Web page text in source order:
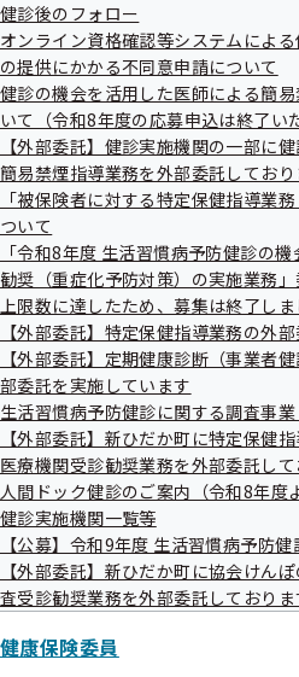
健診後のフォロー
オンライン資格確認等システムによ
の提供にかかる不同意申請について
健診の機会を活用した医師による簡
いて（令和8年度の応募申込は終了い
【外部委託】健診実施機関の一部に
簡易禁煙指導業務を外部委託しており
「被保険者に対する特定保健指導業
ついて
「令和8年度 生活習慣病予防健診の
勧奨（重症化予防対策）の実施業務
上限数に達したため、募集は終了しま
【外部委託】特定保健指導業務の外
【外部委託】定期健康診断（事業者
部委託を実施しています
生活習慣病予防健診に関する調査事
【外部委託】新ひだか町に特定保健
医療機関受診勧奨業務を外部委託し
人間ドック健診のご案内（令和8年度
健診実施機関一覧等
【公募】令和9年度 生活習慣病予防
【外部委託】新ひだか町に協会けん
査受診勧奨業務を外部委託しておりま
健康保険委員
北海道医師会：2026年
ンケア ―未来につなが
北海道医師会：2025年
りましょう
北海道医師会：2025年
めましょう〜半数近く
北海道医師会：2024年
ために一度血液検査を
北海道医師会：2024年4
つわる症状とその対処法
北海道医師会：2023年
ンについて